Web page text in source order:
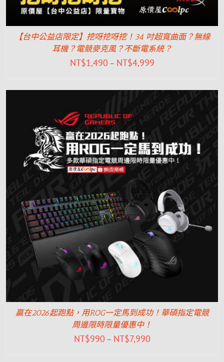
【台中公益店限定】挖呀挖呀挖！34 吋超寬曲面？無線
耳機？電競麥克風？不斷電系統？
NT$1,490 – NT$4,999
贏在2026起跑點，用ROG一定馬到成功！華碩指定電競
周邊限時限量優惠中！
NT$990 – NT$7,990